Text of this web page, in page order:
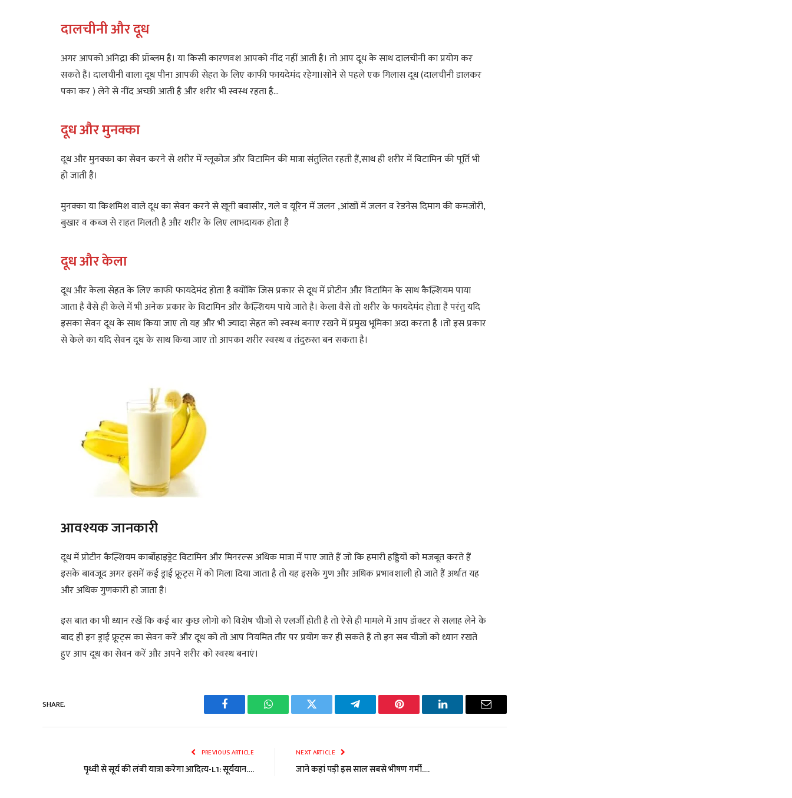
दालचीनी और दूध
अगर आपको अनिद्रा की प्रॉब्लम है। या किसी कारणवश आपको नींद नहीं आती है। तो आप दूध के साथ दालचीनी का प्रयोग कर
सकते हैं। दालचीनी वाला दूध पीना आपकी सेहत के लिए काफी फायदेमंद रहेगा।सोने से पहले एक गिलास दूध (दालचीनी डालकर
पका कर ) लेने से नींद अच्छी आती है और शरीर भी स्वस्थ रहता है…
दूध और मुनक्का
दूध और मुनक्का का सेवन करने से शरीर में ग्लूकोज और विटामिन की मात्रा संतुलित रहती हैं,साथ ही शरीर में विटामिन की पूर्ति भी
हो जाती है।
मुनक्का या किशमिश वाले दूध का सेवन करने से खूनी बवासीर, गले व यूरिन में जलन ,आंखों में जलन व रेडनेस दिमाग की कमजोरी,
बुखार व कब्ज से राहत मिलती है और शरीर के लिए लाभदायक होता है
दूध और केला
दूध और केला सेहत के लिए काफी फायदेमंद होता है क्योंकि जिस प्रकार से दूध में प्रोटीन और विटामिन के साथ कैल्शियम पाया
जाता है वैसे ही केले में भी अनेक प्रकार के विटामिन और कैल्शियम पाये जाते है। केला वैसे तो शरीर के फायदेमंद होता है परंतु यदि
इसका सेवन दूध के साथ किया जाए तो यह और भी ज्यादा सेहत को स्वस्थ बनाए रखने में प्रमुख भूमिका अदा करता है ।तो इस प्रकार
से केले का यदि सेवन दूध के साथ किया जाए तो आपका शरीर स्वस्थ व तंदुरुस्त बन सकता है।
आवश्यक जानकारी
दूध में प्रोटीन कैल्शियम कार्बोहाइड्रेट विटामिन और मिनरल्स अधिक मात्रा में पाए जाते हैं जो कि हमारी हड्डियों को मजबूत करते हैं
इसके बावजूद अगर इसमें कई ड्राई फ्रूट्स में को मिला दिया जाता है तो यह इसके गुण और अधिक प्रभावशाली हो जाते हैं अर्थात यह
और अधिक गुणकारी हो जाता है।
इस बात का भी ध्यान रखें कि कई बार कुछ लोगो को विशेष चीजों से एलर्जी होती है तो ऐसे ही मामले में आप डॉक्टर से सलाह लेने के
बाद ही इन ड्राई फ्रूट्स का सेवन करें और दूध को तो आप नियमित तौर पर प्रयोग कर ही सकते हैं तो इन सब चीजों को ध्यान रखते
हुए आप दूध का सेवन करें और अपने शरीर को स्वस्थ बनाएं।
SHARE.
Facebook WhatsAppTwitter Telegram Pinterest LinkedIn Email
PREVIOUS ARTICLE
पृथ्वी से सूर्य की लंबी यात्रा करेगा आदित्य-L1: सूर्ययान….
NEXT ARTICLE
जाने कहां पड़ी इस साल सबसे भीषण गर्मी….